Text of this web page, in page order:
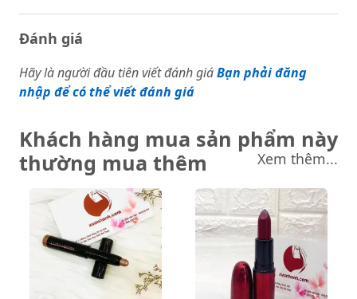
Đánh giá
Hãy là người đầu tiên viết đánh giáBạn phải đăng
nhập để có thể viết đánh giá
Khách hàng mua sản phẩm này
thường mua thêm
Xem thêm...